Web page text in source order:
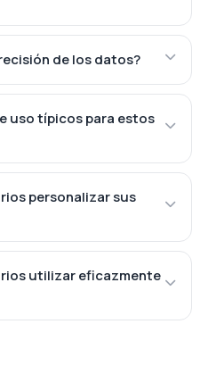
de los datos?
uso típicos para estos
personalizar sus
utilizar eficazmente